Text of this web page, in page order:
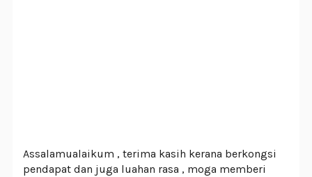
Assalamualaikum , terima kasih kerana berkongsi
pendapat dan juga luahan rasa , moga memberi